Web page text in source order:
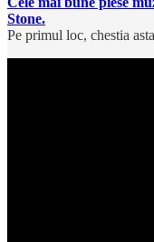
Stone.
Pe primul loc, chestia